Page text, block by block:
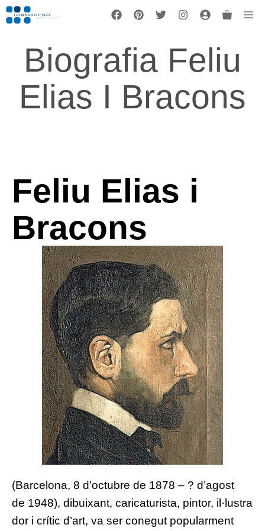
Vés
al
Biografia Feliu
Elias I Bracons
Feliu Elias i
Bracons
(Barcelona, 8 d’octubre de 1878 – ? d’agost
de 1948), dibuixant, caricaturista, pintor, il·lustra
dor i crític d’art, va ser conegut popularment